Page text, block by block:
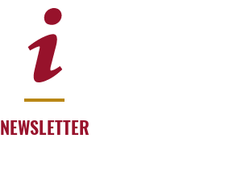
NEWSLETTER